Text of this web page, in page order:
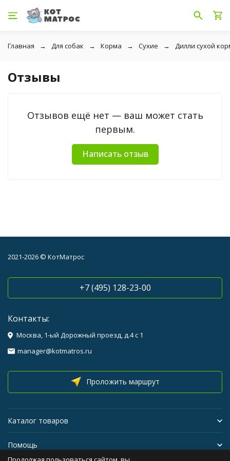
Главная Для собак Корма Сухие Дилли сухой
Отзывы
Отзывов ещё нет — ваш может стать
первым.
Написать отзыв
2021-2026 © КотМатрос
+7 (495) 128-23-00
Контакты:
Москва, 1-ый Дорожный проезд, д.4 с 1
manager@kotmatros.ru
Проложить маршрут
Каталог товаров
Помощь